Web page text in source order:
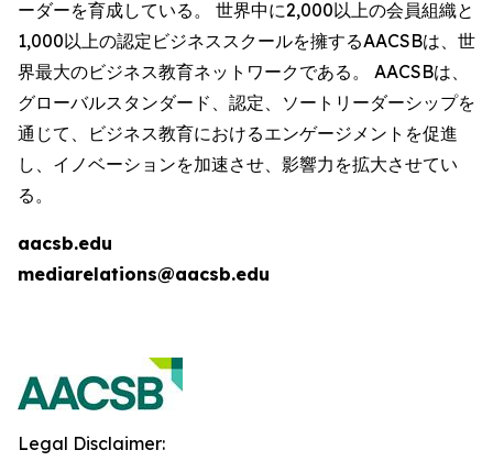
ーダーを育成している。 世界中に2,000以上の会員組織と
1,000以上の認定ビジネススクールを擁するAACSBは、世
界最大のビジネス教育ネットワークである。 AACSBは、
グローバルスタンダード、認定、ソートリーダーシップを
通じて、ビジネス教育におけるエンゲージメントを促進
し、イノベーションを加速させ、影響力を拡大させてい
る。
aacsb.edu
mediarelations@aacsb.edu
Legal Disclaimer: